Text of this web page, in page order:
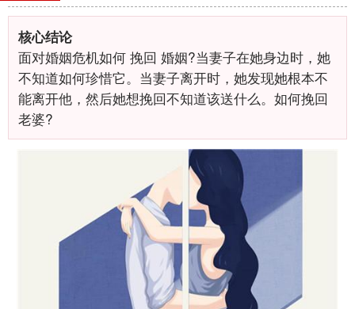
核心结论
面对婚姻危机如何 挽回 婚姻?当妻子在她身边时，她
不知道如何珍惜它。当妻子离开时，她发现她根本不
能离开他，然后她想挽回不知道该送什么。如何挽回
老婆?